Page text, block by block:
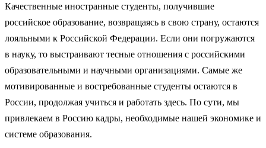
Качественные иностранные студенты, получившие
российское образование, возвращаясь в свою страну, остаются
лояльными к Российской Федерации. Если они погружаются
в науку, то выстраивают тесные отношения с российскими
образовательными и научными организациями. Самые же
мотивированные и востребованные студенты остаются в
России, продолжая учиться и работать здесь. По сути, мы
привлекаем в Россию кадры, необходимые нашей экономике и
системе образования.